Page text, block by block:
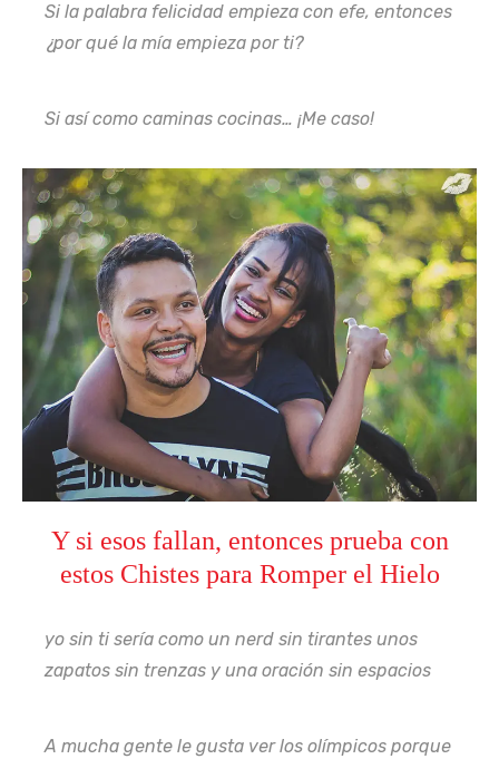
Si la palabra felicidad empieza con efe, entonces
¿por qué la mía empieza por ti?
Si así como caminas cocinas… ¡Me caso!
Y si esos fallan, entonces prueba con
estos Chistes para Romper el Hielo
yo sin ti sería como un nerd sin tirantes unos
zapatos sin trenzas y una oración sin espacios
A mucha gente le gusta ver los olímpicos porque